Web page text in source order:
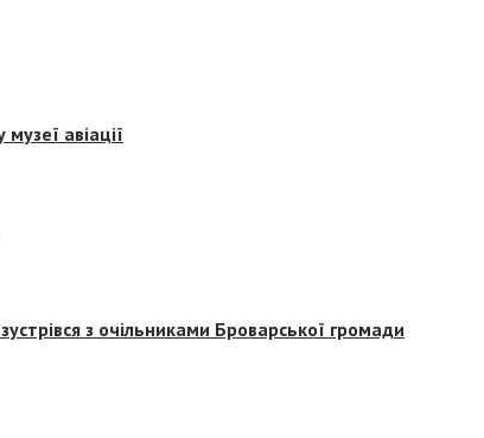
авіації
з очільниками Броварської громади